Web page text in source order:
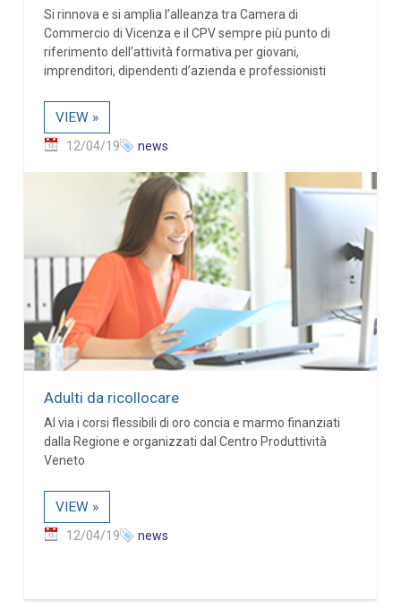
Si rinnova e si amplia l’alleanza tra Camera di
Commercio di Vicenza e il CPV sempre più punto di
riferimento dell’attività formativa per giovani,
imprenditori, dipendenti d’azienda e professionisti
VIEW »
12/04/19 news
Adulti da ricollocare
Al via i corsi flessibili di oro concia e marmo finanziati
dalla Regione e organizzati dal Centro Produttività
Veneto
VIEW »
12/04/19 news